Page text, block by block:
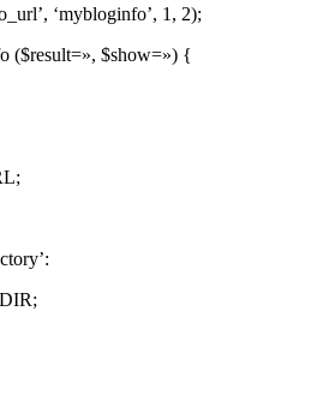
‘mybloginfo’, 1, 2);
($result=», $show=») {